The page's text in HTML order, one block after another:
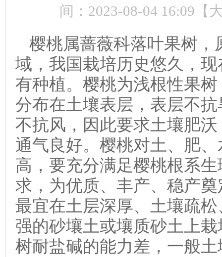
间：2023-08-04 16:09【
樱桃属蔷薇科落叶果树，
域，我国栽培历史悠久，
有种植。樱桃为浅根性果
分布在土壤表层，表层不
不抗风，因此要求土壤肥
通气良好。樱桃对土、肥
高，要充分满足樱桃根系
求，为优质、丰产、稳产
最宜在土层深厚、土壤疏
强的砂壤土或壤质砂土上
树耐盐碱的能力差，一般